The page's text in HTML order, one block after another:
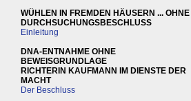
WÜHLEN IN FREMDEN HÄUSERN ... OHNE
DURCHSUCHUNGSBESCHLUSS
Einleitung
DNA-ENTNAHME OHNE
BEWEISGRUNDLAGE
RICHTERIN KAUFMANN IM DIENSTE DER
MACHT
Der Beschluss